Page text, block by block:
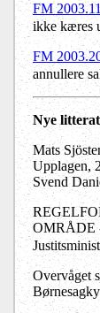
FM
ikke kæres
FM
annullere
Nye
Mats
Upplagen,
Svend
OMRÅDE
Overvåget